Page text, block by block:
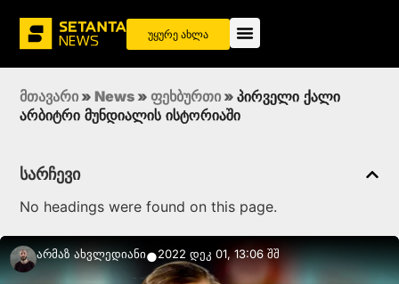
უყურე ახლა
მთავარი » News » ფეხბურთი » პირველი ქალი
არბიტრი მუნდიალის ისტორიაში
სარჩევი
No headings were found on this page.
Არმაზ Ახვლედიანი●2022 დეკ 01, 13:06 შშ